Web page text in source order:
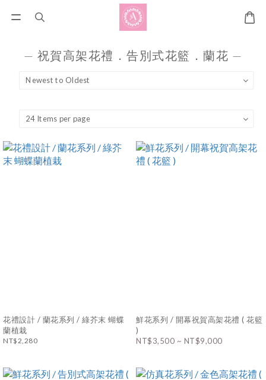
— 祝賀高架花禮．告別式花籃．蘭花 —
花禮設計 / 蘭花系列 / 綠芥末 蝴蝶
蘭植栽
NT$2,280
鮮花系列 / 開幕祝賀高架花禮 ( 花籃
)
NT$3,500 ~ NT$9,000